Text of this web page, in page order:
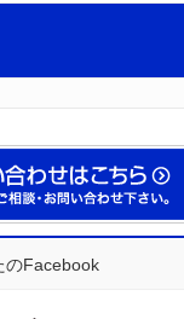
のFacebook